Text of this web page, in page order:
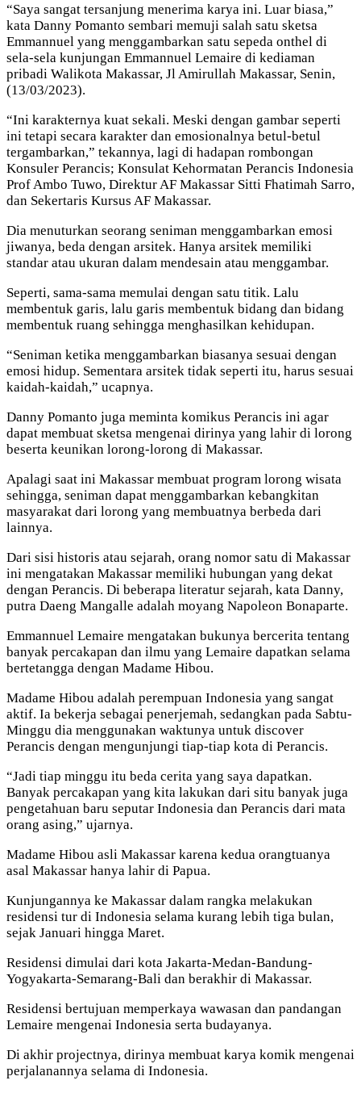
“Saya sangat tersanjung menerima karya ini. Luar biasa,”
kata Danny Pomanto sembari memuji salah satu sketsa
Emmannuel yang menggambarkan satu sepeda onthel di
sela-sela kunjungan Emmannuel Lemaire di kediaman
pribadi Walikota Makassar, Jl Amirullah Makassar, Senin,
(13/03/2023).
“Ini karakternya kuat sekali. Meski dengan gambar seperti
ini tetapi secara karakter dan emosionalnya betul-betul
tergambarkan,” tekannya, lagi di hadapan rombongan
Konsuler Perancis; Konsulat Kehormatan Perancis Indonesia
Prof Ambo Tuwo, Direktur AF Makassar Sitti Fhatimah Sarro,
dan Sekertaris Kursus AF Makassar.
Dia menuturkan seorang seniman menggambarkan emosi
jiwanya, beda dengan arsitek. Hanya arsitek memiliki
standar atau ukuran dalam mendesain atau menggambar.
Seperti, sama-sama memulai dengan satu titik. Lalu
membentuk garis, lalu garis membentuk bidang dan bidang
membentuk ruang sehingga menghasilkan kehidupan.
“Seniman ketika menggambarkan biasanya sesuai dengan
emosi hidup. Sementara arsitek tidak seperti itu, harus sesuai
kaidah-kaidah,” ucapnya.
Danny Pomanto juga meminta komikus Perancis ini agar
dapat membuat sketsa mengenai dirinya yang lahir di lorong
beserta keunikan lorong-lorong di Makassar.
Apalagi saat ini Makassar membuat program lorong wisata
sehingga, seniman dapat menggambarkan kebangkitan
masyarakat dari lorong yang membuatnya berbeda dari
lainnya.
Dari sisi historis atau sejarah, orang nomor satu di Makassar
ini mengatakan Makassar memiliki hubungan yang dekat
dengan Perancis. Di beberapa literatur sejarah, kata Danny,
putra Daeng Mangalle adalah moyang Napoleon Bonaparte.
Emmannuel Lemaire mengatakan bukunya bercerita tentang
banyak percakapan dan ilmu yang Lemaire dapatkan selama
bertetangga dengan Madame Hibou.
Madame Hibou adalah perempuan Indonesia yang sangat
aktif. Ia bekerja sebagai penerjemah, sedangkan pada Sabtu-
Minggu dia menggunakan waktunya untuk discover
Perancis dengan mengunjungi tiap-tiap kota di Perancis.
“Jadi tiap minggu itu beda cerita yang saya dapatkan.
Banyak percakapan yang kita lakukan dari situ banyak juga
pengetahuan baru seputar Indonesia dan Perancis dari mata
orang asing,” ujarnya.
Madame Hibou asli Makassar karena kedua orangtuanya
asal Makassar hanya lahir di Papua.
Kunjungannya ke Makassar dalam rangka melakukan
residensi tur di Indonesia selama kurang lebih tiga bulan,
sejak Januari hingga Maret.
Residensi dimulai dari kota Jakarta-Medan-Bandung-
Yogyakarta-Semarang-Bali dan berakhir di Makassar.
Residensi bertujuan memperkaya wawasan dan pandangan
Lemaire mengenai Indonesia serta budayanya.
Di akhir projectnya, dirinya membuat karya komik mengenai
perjalanannya selama di Indonesia.